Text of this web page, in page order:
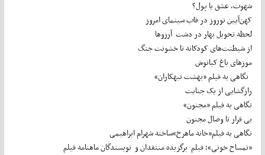
شهوت، عشق یا پول؟
کهن‌آیین نوروز در قاب سینمای امروز
لحظه تحویل بهار در دشت آرزوها
از شیطنت‌های کودکانه تا خشونت جنگ
موزهای باغ کیانوش
نگاهی به فیلم «بهشت تبهکاران»
رازگشایی از یک جنایت
نگاهی به فیلم «مجنون»
بی قرار تا وصال مجنون
نگاهی به فیلم«خانه ماهرخ»ساخته شهرام ابراهیمی
«تمساح خونی»؛ فیلم برگزیده منتقدان و نویسندگان ماهنامه فیلم